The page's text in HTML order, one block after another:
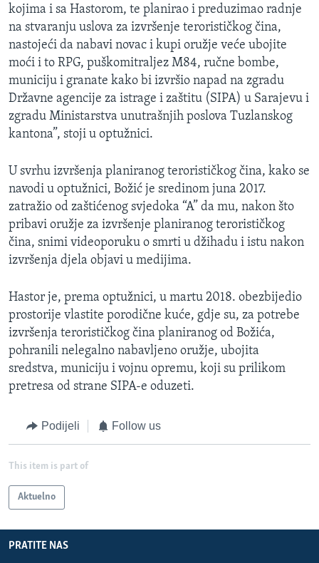
kojima i sa Hastorom, te planirao i preduzimao radnje
na stvaranju uslova za izvršenje terorističkog čina,
nastojeći da nabavi novac i kupi oružje veće ubojite
moći i to RPG, puškomitraljez M84, ručne bombe,
municiju i granate kako bi izvršio napad na zgradu
Državne agencije za istrage i zaštitu (SIPA) u Sarajevu i
zgradu Ministarstva unutrašnjih poslova Tuzlanskog
kantona”, stoji u optužnici.
U svrhu izvršenja planiranog terorističkog čina, kako se
navodi u optužnici, Božić je sredinom juna 2017.
zatražio od zaštićenog svjedoka “A” da mu, nakon što
pribavi oružje za izvršenje planiranog terorističkog
čina, snimi videoporuku o smrti u džihadu i istu nakon
izvršenja djela objavi u medijima.
Hastor je, prema optužnici, u martu 2018. obezbijedio
prostorije vlastite porodične kuće, gdje su, za potrebe
izvršenja terorističkog čina planiranog od Božića,
pohranili nelegalno nabavljeno oružje, ubojita
sredstva, municiju i vojnu opremu, koji su prilikom
pretresa od strane SIPA-e oduzeti.
Podijeli Follow us
This item is part of
Aktuelno
PRATITE NAS